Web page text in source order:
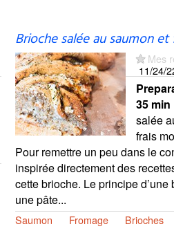
Brioche salée au saumon
Mes
11/24/
35 min
salée
frais
Pour remettre un peu dans le
inspirée directement des
cette brioche. Le principe
une pâte...
Saumon Fromage Brioches